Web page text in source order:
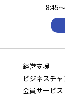
8:45
経営支援
ビジネスチャ
会員サービス